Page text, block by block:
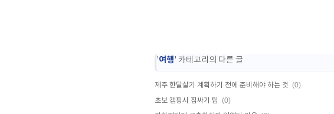
'여행' 카테고리의 다른 글
제주 한달살기 계획하기 전에 준비해야 하는 것 (0)
초보 캠핑시 짐싸기 팁 (0)